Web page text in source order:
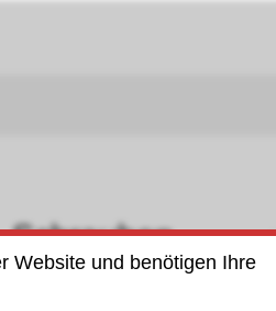
Schrauben
DIN (ISO)
Website und benötigen Ihre